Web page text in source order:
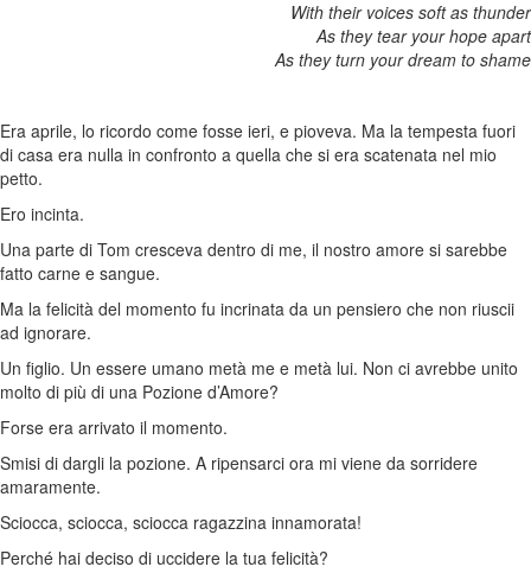
With their voices soft as thunder
As they tear your hope apart
As they turn your dream to shame
Era aprile, lo ricordo come fosse ieri, e pioveva. Ma la tempesta fuori
di casa era nulla in confronto a quella che si era scatenata nel mio
petto.
Ero incinta.
Una parte di Tom cresceva dentro di me, il nostro amore si sarebbe
fatto carne e sangue.
Ma la felicità del momento fu incrinata da un pensiero che non riuscii
ad ignorare.
Un figlio. Un essere umano metà me e metà lui. Non ci avrebbe unito
molto di più di una Pozione d’Amore?
Forse era arrivato il momento.
Smisi di dargli la pozione. A ripensarci ora mi viene da sorridere
amaramente.
Sciocca, sciocca, sciocca ragazzina innamorata!
Perché hai deciso di uccidere la tua felicità?